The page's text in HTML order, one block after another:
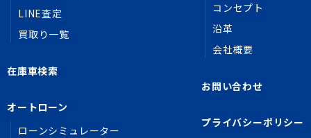
LINE査定
買取り一覧
在庫車検索
オートローン
ローンシミュレーター
コンセプト
沿革
会社概要
お問い合わせ
プライバシーポリシー